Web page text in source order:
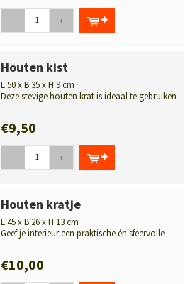
- +
Houten kist
L 50 x B 35 x H 9 cm
Deze stevige houten krat is ideaal te gebruiken
€9,50
- +
Houten kratje
L 45 x B 26 x H 13 cm
Geef je interieur een praktische én sfeervolle
€10,00